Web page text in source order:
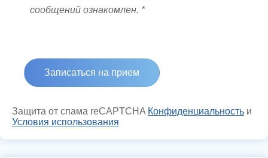
сообщений ознакомлен. *
Защита от спама reCAPTCHA Конфиденциальность и
Условия использования